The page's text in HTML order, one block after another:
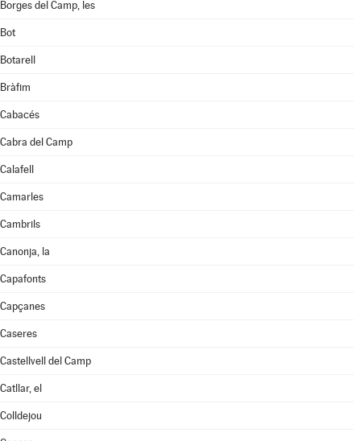
Borges del Camp, les
Bot
Botarell
Bràfim
Cabacés
Cabra del Camp
Calafell
Camarles
Cambrils
Canonja, la
Capafonts
Capçanes
Caseres
Castellvell del Camp
Catllar, el
Colldejou